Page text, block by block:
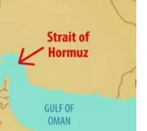
Xe máy
Tư vấn